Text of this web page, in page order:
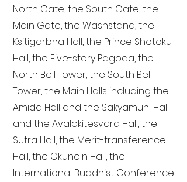
North Gate, the South Gate, the
Main Gate, the Washstand, the
Ksitigarbha Hall, the Prince Shotoku
Hall, the Five-story Pagoda, the
North Bell Tower, the South Bell
Tower, the Main Halls including the
Amida Hall and the Sakyamuni Hall
and the Avalokitesvara Hall, the
Sutra Hall, the Merit-transference
Hall, the Okunoin Hall, the
International Buddhist Conference